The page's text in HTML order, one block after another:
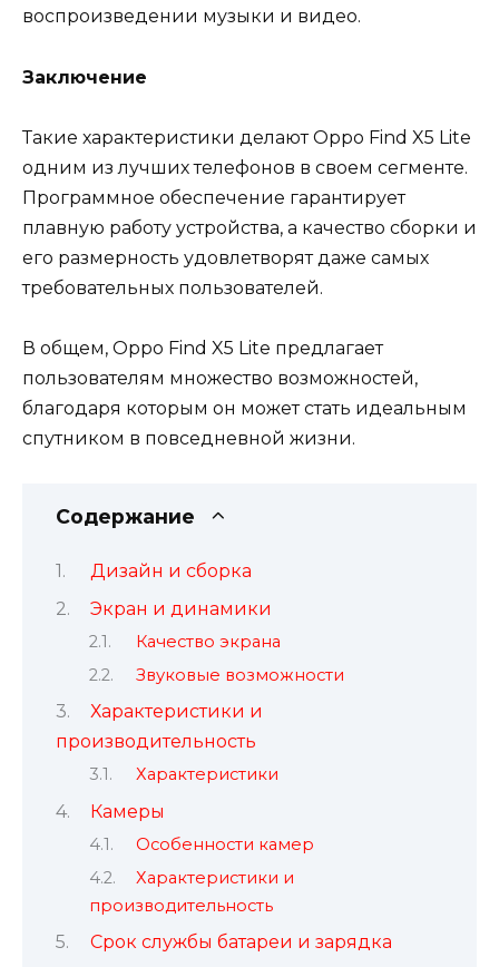
воспроизведении музыки и видео.
Заключение
Такие характеристики делают Oppo Find X5 Lite
одним из лучших телефонов в своем сегменте.
Программное обеспечение гарантирует
плавную работу устройства, а качество сборки и
его размерность удовлетворят даже самых
требовательных пользователей.
В общем, Oppo Find X5 Lite предлагает
пользователям множество возможностей,
благодаря которым он может стать идеальным
спутником в повседневной жизни.
Содержание
Дизайн и сборка
Экран и динамики
Качество экрана
Звуковые возможности
Характеристики и
производительность
Характеристики
Камеры
Особенности камер
Характеристики и
производительность
Срок службы батареи и зарядка